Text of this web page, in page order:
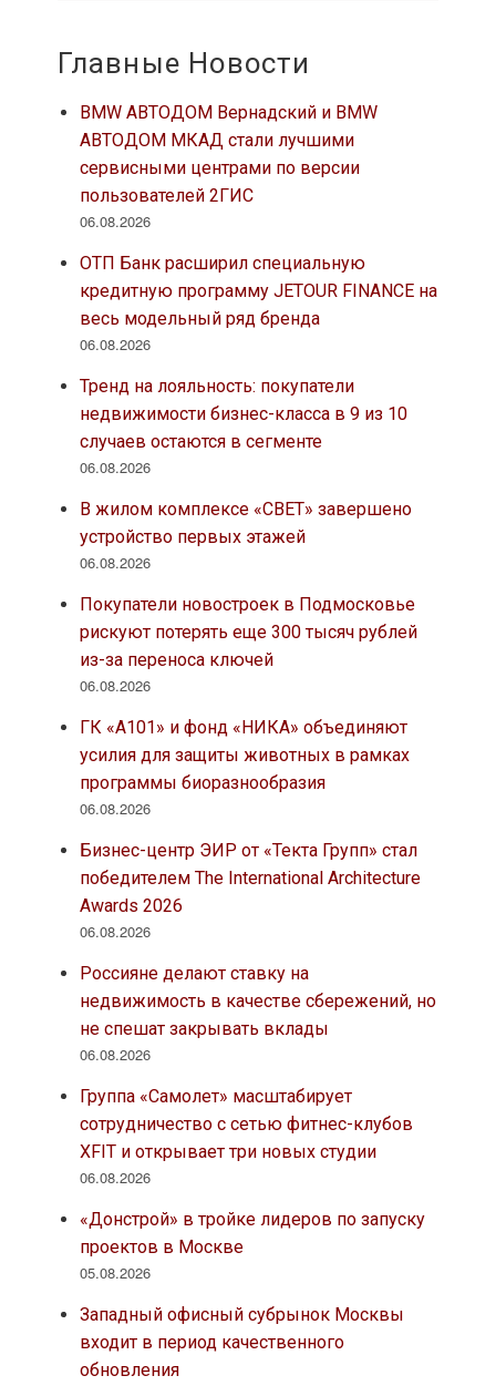
Главные Новости
BMW АВТОДОМ Вернадский и BMW
АВТОДОМ МКАД стали лучшими
сервисными центрами по версии
пользователей 2ГИС
06.08.2026
ОТП Банк расширил специальную
кредитную программу JETOUR FINANCE на
весь модельный ряд бренда
06.08.2026
Тренд на лояльность: покупатели
недвижимости бизнес-класса в 9 из 10
случаев остаются в сегменте
06.08.2026
В жилом комплексе «СВЕТ» завершено
устройство первых этажей
06.08.2026
Покупатели новостроек в Подмосковье
рискуют потерять еще 300 тысяч рублей
из-за переноса ключей
06.08.2026
ГК «А101» и фонд «НИКА» объединяют
усилия для защиты животных в рамках
программы биоразнообразия
06.08.2026
Бизнес-центр ЭИР от «Текта Групп» стал
победителем The International Architecture
Awards 2026
06.08.2026
Россияне делают ставку на
недвижимость в качестве сбережений, но
не спешат закрывать вклады
06.08.2026
Группа «Самолет» масштабирует
сотрудничество с сетью фитнес-клубов
XFIT и открывает три новых студии
06.08.2026
«Донстрой» в тройке лидеров по запуску
проектов в Москве
05.08.2026
Западный офисный субрынок Москвы
входит в период качественного
обновления